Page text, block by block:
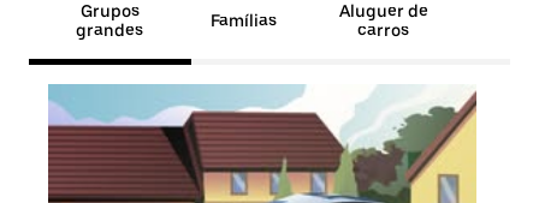
Grupos
grandes
Famílias
Aluguer de
carros